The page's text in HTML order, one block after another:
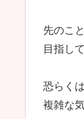
先のこ
目指し
恐らく
複雑な